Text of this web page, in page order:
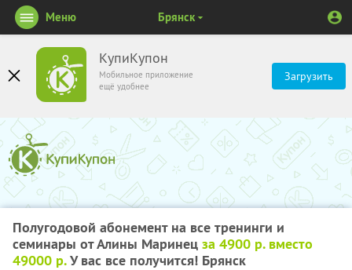
КупиКупон
Мобильное приложение
ещё удобнее
Загрузить
Меню Брянск
Полугодовой абонемент на все тренинги и
семинары от Алины Маринец за 4900 р. вместо
49000 р.У вас все получится! Брянск